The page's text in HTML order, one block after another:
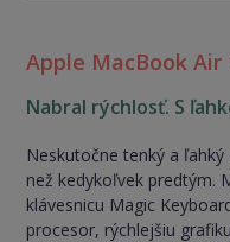
Apple MacBook Air
Nabral rýchlosť. S
Neskutočne tenký a
než kedykoľvek predtým.
klávesnicu Magic
procesor, rýchlejšiu